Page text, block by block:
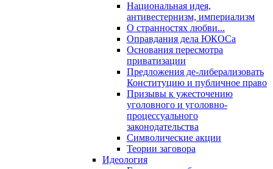
Национальная идея,
антивестернизм, империализм
О странностях любви...
Оправдания дела ЮКОСа
Основания пересмотра
приватизации
Предложения де-либерализовать
Конституцию и публичное право
Призывы к ужесточению
уголовного и уголовно-
процессуального
законодательства
Символические акции
Теории заговора
Идеология